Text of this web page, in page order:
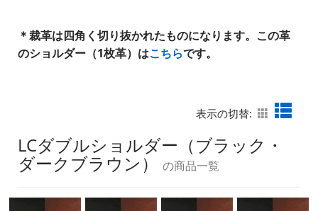
＊裁革は四角く切り抜かれたものになります。この革
のショルダー（1枚革）はこちらです。
表示の切替:
LCダブルショルダー（ブラック・
ダークブラウン） の商品一覧